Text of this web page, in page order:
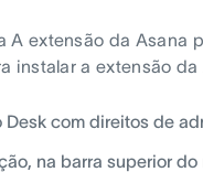
A extensão da
instalar a extensão
com direitos de
na barra superior do